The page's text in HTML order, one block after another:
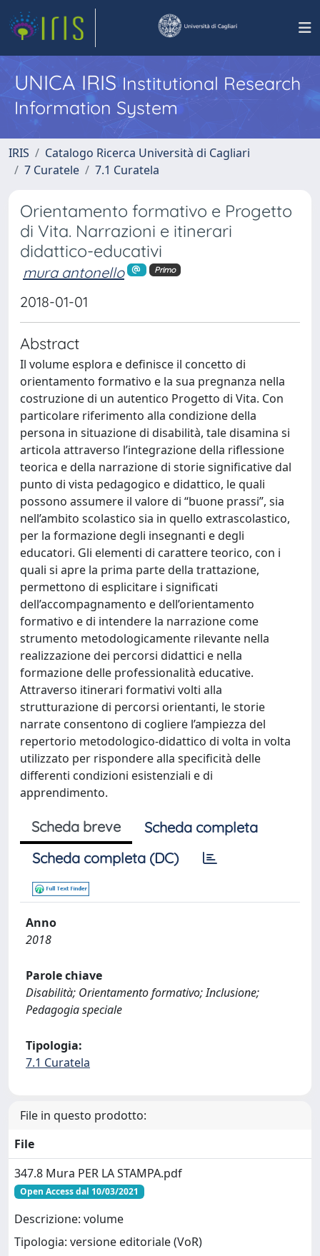
UNICA IRISInstitutional Research
Information System
IRIS
Catalogo Ricerca Università di Cagliari
7 Curatele
7.1 Curatela
Orientamento formativo e Progetto
di Vita. Narrazioni e itinerari
didattico-educativi
mura antonello Primo
2018-01-01
Abstract
Il volume esplora e definisce il concetto di
orientamento formativo e la sua pregnanza nella
costruzione di un autentico Progetto di Vita. Con
particolare riferimento alla condizione della
persona in situazione di disabilità, tale disamina si
articola attraverso l’integrazione della riflessione
teorica e della narrazione di storie significative dal
punto di vista pedagogico e didattico, le quali
possono assumere il valore di “buone prassi”, sia
nell’ambito scolastico sia in quello extrascolastico,
per la formazione degli insegnanti e degli
educatori. Gli elementi di carattere teorico, con i
quali si apre la prima parte della trattazione,
permettono di esplicitare i significati
dell’accompagnamento e dell’orientamento
formativo e di intendere la narrazione come
strumento metodologicamente rilevante nella
realizzazione dei percorsi didattici e nella
formazione delle professionalità educative.
Attraverso itinerari formativi volti alla
strutturazione di percorsi orientanti, le storie
narrate consentono di cogliere l’ampiezza del
repertorio metodologico-didattico di volta in volta
utilizzato per rispondere alla specificità delle
differenti condizioni esistenziali e di
apprendimento.
Scheda breve
Scheda completa
Scheda completa (DC)
Anno
2018
Parole chiave
Disabilità; Orientamento formativo; Inclusione;
Pedagogia speciale
Tipologia:
7.1 Curatela
File in questo prodotto:
File
347.8 Mura PER LA STAMPA.pdf
Open Access dal 10/03/2021
Descrizione: volume
Tipologia: versione editoriale (VoR)